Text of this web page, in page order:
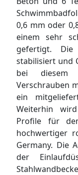
0,6 mm oder
einem sehr
gefertigt.
stabilisiert und
bei diesem
Verschrauben
ein
Weiterhin
Profile für
hochwertiger
Germany. Die
der